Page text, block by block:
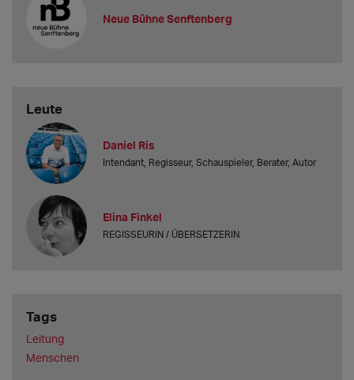
Neue Bühne Senftenberg
Leute
Daniel Ris
Intendant, Regisseur, Schauspieler, Berater, Autor
Elina Finkel
REGISSEURIN / ÜBERSETZERIN
Tags
Leitung
Menschen